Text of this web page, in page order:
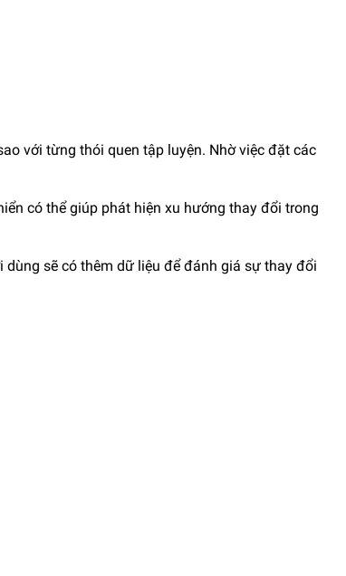
với từng thói quen tập luyện. Nhờ việc đặt các
có thể giúp phát hiện xu hướng thay đổi trong
sẽ có thêm dữ liệu để đánh giá sự thay đổi